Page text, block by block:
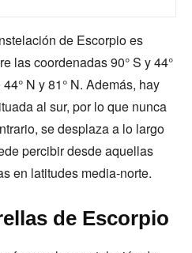
de Escorpio es
las coordenadas 90° S y 44°
N y 81° N. Además, hay
al sur, por lo que nunca
se desplaza a lo largo
percibir desde aquellas
en latitudes media-norte.
de Escorpio